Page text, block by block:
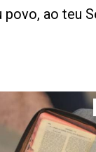
povo, ao teu